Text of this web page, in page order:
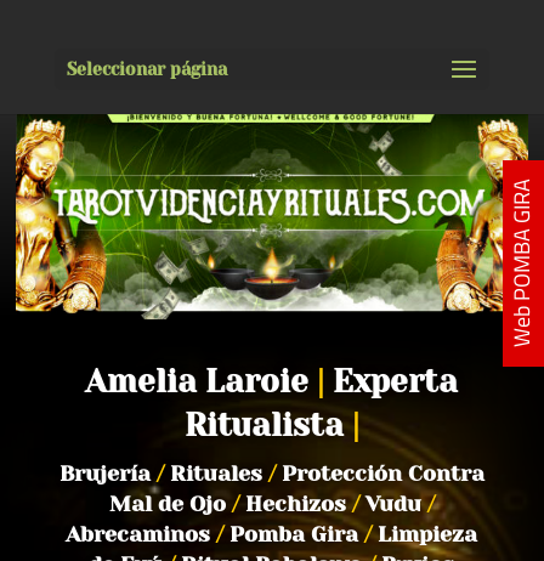
Seleccionar página
Amelia Laroie
Experta
Ritualista
Brujería /Rituales /Protección Contra
Mal de Ojo /Hechizos/Vudu/
Abrecaminos/Pomba Gira/Limpieza
Web POMBA GIRA